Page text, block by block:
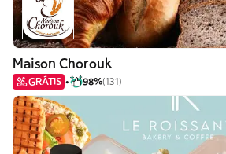
Maison Chorouk
GRÁTIS 98%(131)